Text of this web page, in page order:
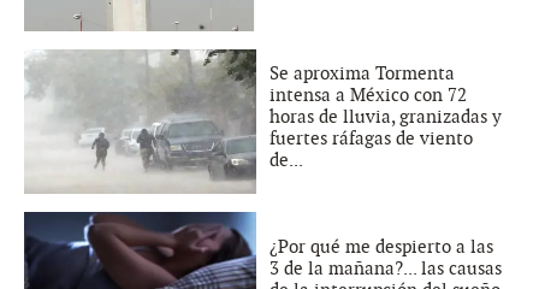
Se aproxima Tormenta
intensa a México con 72
horas de lluvia, granizadas y
fuertes ráfagas de viento
de...
¿Por qué me despierto a las
3 de la mañana?... las causas